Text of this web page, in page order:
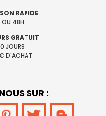
RAPIDE
OU 48H
GRATUIT
JOURS
D'ACHAT
SUR :